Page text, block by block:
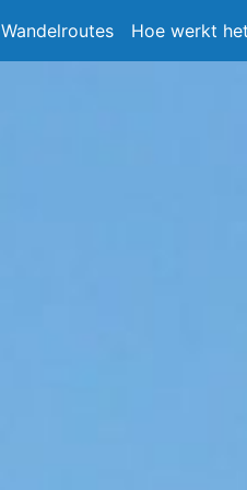
Wandelroutes Hoe werkt